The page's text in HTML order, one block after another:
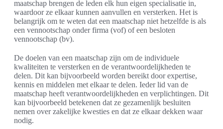
maatschap brengen de leden elk hun eigen specialisatie in,
waardoor ze elkaar kunnen aanvullen en versterken. Het is
belangrijk om te weten dat een maatschap niet hetzelfde is als
een vennootschap onder firma (vof) of een besloten
vennootschap (bv).
De doelen van een maatschap zijn om de individuele
kwaliteiten te versterken en de verantwoordelijkheden te
delen. Dit kan bijvoorbeeld worden bereikt door expertise,
kennis en middelen met elkaar te delen. Ieder lid van de
maatschap heeft verantwoordelijkheden en verplichtingen. Dit
kan bijvoorbeeld betekenen dat ze gezamenlijk besluiten
nemen over zakelijke kwesties en dat ze elkaar dekken waar
nodig.